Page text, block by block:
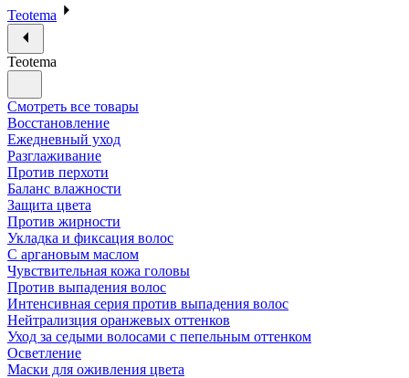
Teotema
Teotema
Смотреть все товары
Восстановление
Ежедневный уход
Разглаживание
Против перхоти
Баланс влажности
Защита цвета
Против жирности
Укладка и фиксация волос
С аргановым маслом
Чувствительная кожа головы
Против выпадения волос
Интенсивная серия против выпадения волос
Нейтрализция оранжевых оттенков
Уход за седыми волосами с пепельным оттенком
Осветление
Маски для оживления цвета